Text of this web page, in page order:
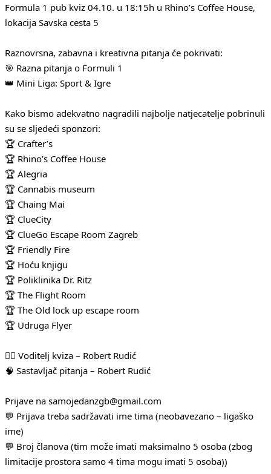
Formula 1 pub kviz 04.10. u 18:15h u Rhino’s Coffee House,
lokacija Savska cesta 5
Raznovrsna, zabavna i kreativna pitanja će pokrivati:
🎯 Razna pitanja o Formuli 1
👑 Mini Liga: Sport & Igre
Kako bismo adekvatno nagradili najbolje natjecatelje pobrinuli
su se sljedeći sponzori:
🏆 Crafter’s
🏆 Rhino’s Coffee House
🏆 Alegria
🏆 Cannabis museum
🏆 Chaing Mai
🏆 ClueCity
🏆 ClueGo Escape Room Zagreb
🏆 Friendly Fire
🏆 Hoću knjigu
🏆 Poliklinika Dr. Ritz
🏆 The Flight Room
🏆 The Old lock up escape room
🏆 Udruga Flyer
🧛‍♂️ Voditelj kviza – Robert Rudić
🧠 Sastavljač pitanja – Robert Rudić
Prijave na samojedanzgb@gmail.com
💬 Prijava treba sadržavati ime tima (neobavezano – ligaško
ime)
💬 Broj članova (tim može imati maksimalno 5 osoba (zbog
limitacije prostora samo 4 tima mogu imati 5 osoba))